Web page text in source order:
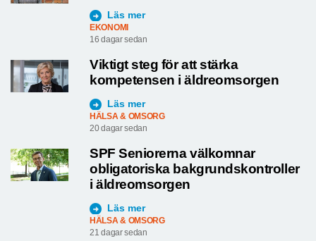
Läs mer
EKONOMI
16 dagar sedan
Viktigt steg för att stärka
kompetensen i äldreomsorgen
Läs mer
HÄLSA & OMSORG
20 dagar sedan
SPF Seniorerna välkomnar
obligatoriska bakgrundskontroller
i äldreomsorgen
Läs mer
HÄLSA & OMSORG
21 dagar sedan